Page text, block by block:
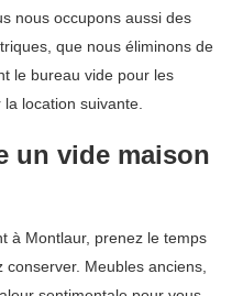
nous occupons aussi des
que nous éliminons de
le bureau vide pour les
location suivante.
un vide maison
à Montlaur, prenez le temps
Meubles anciens,